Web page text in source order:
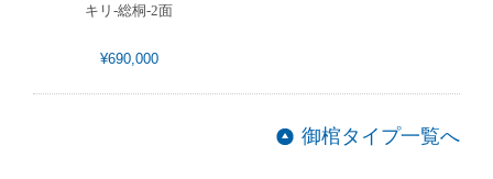
キリ-総桐-2面
¥690,000
御棺タイプ一覧へ